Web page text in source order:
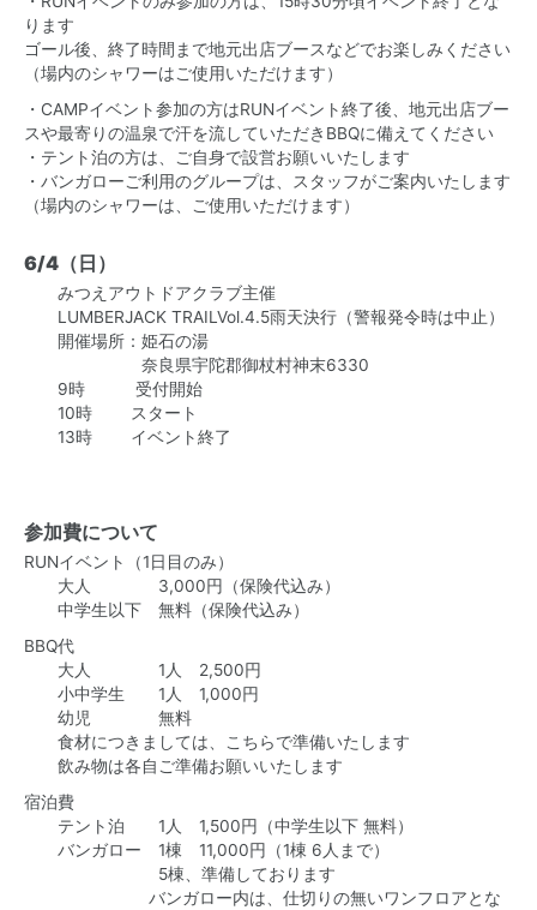
ります
ゴール後、終了時間まで地元出店ブースなどでお楽しみください
（場内のシャワーはご使用いただけます）
・CAMPイベント参加の方はRUNイベント終了後、地元出店ブー
スや最寄りの温泉で汗を流していただきBBQに備えてください
・テント泊の方は、ご自身で設営お願いいたします
・バンガローご利用のグループは、スタッフがご案内いたします
（場内のシャワーは、ご使用いただけます）
6/4（日）
みつえアウトドアクラブ主催
LUMBERJACK TRAILVol.4.5雨天決行（警報発令時は中止）
開催場所：姫石の湯
奈良県宇陀郡御杖村神末6330
9時 受付開始
10時 スタート
13時 イベント終了
参加費について
RUNイベント（1日目のみ）
大人 3,000円（保険代込み）
中学生以下 無料（保険代込み）
BBQ代
大人 1人 2,500円
小中学生 1人 1,000円
幼児 無料
食材につきましては、こちらで準備いたします
飲み物は各自ご準備お願いいたします
宿泊費
テント泊 1人 1,500円（中学生以下 無料）
バンガロー 1棟 11,000円（1棟 6人まで）
5棟、準備しております
バンガロー内は、仕切りの無いワンフロアとな